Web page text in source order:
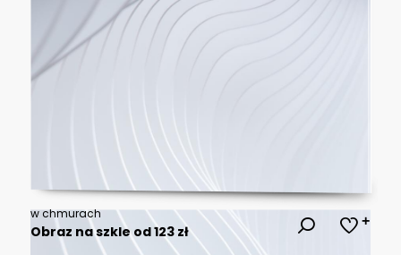
w chmurach
Obraz na szkle od 123 zł